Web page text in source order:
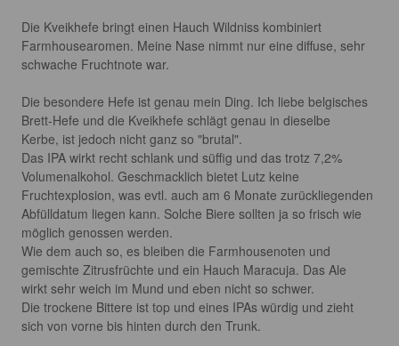
Die Kveikhefe bringt einen Hauch Wildniss kombiniert
Farmhousearomen. Meine Nase nimmt nur eine diffuse, sehr
schwache Fruchtnote war.
Die besondere Hefe ist genau mein Ding. Ich liebe belgisches
Brett-Hefe und die Kveikhefe schlägt genau in dieselbe
Kerbe, ist jedoch nicht ganz so "brutal".
Das IPA wirkt recht schlank und süffig und das trotz 7,2%
Volumenalkohol. Geschmacklich bietet Lutz keine
Fruchtexplosion, was evtl. auch am 6 Monate zurückliegenden
Abfülldatum liegen kann. Solche Biere sollten ja so frisch wie
möglich genossen werden.
Wie dem auch so, es bleiben die Farmhousenoten und
gemischte Zitrusfrüchte und ein Hauch Maracuja. Das Ale
wirkt sehr weich im Mund und eben nicht so schwer.
Die trockene Bittere ist top und eines IPAs würdig und zieht
sich von vorne bis hinten durch den Trunk.